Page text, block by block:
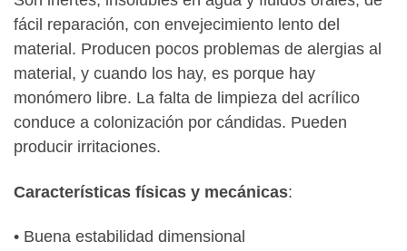
fácil reparación, con envejecimiento lento del
material. Producen pocos problemas de alergias al
material, y cuando los hay, es porque hay
monómero libre. La falta de limpieza del acrílico
conduce a colonización por cándidas. Pueden
producir irritaciones.
Características físicas y mecánicas:
• Buena estabilidad dimensional